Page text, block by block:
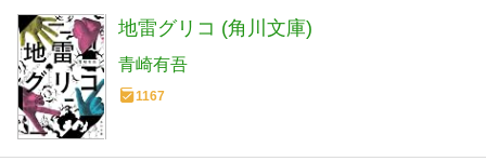
地雷グリコ (角川文庫)
青崎有吾
1167